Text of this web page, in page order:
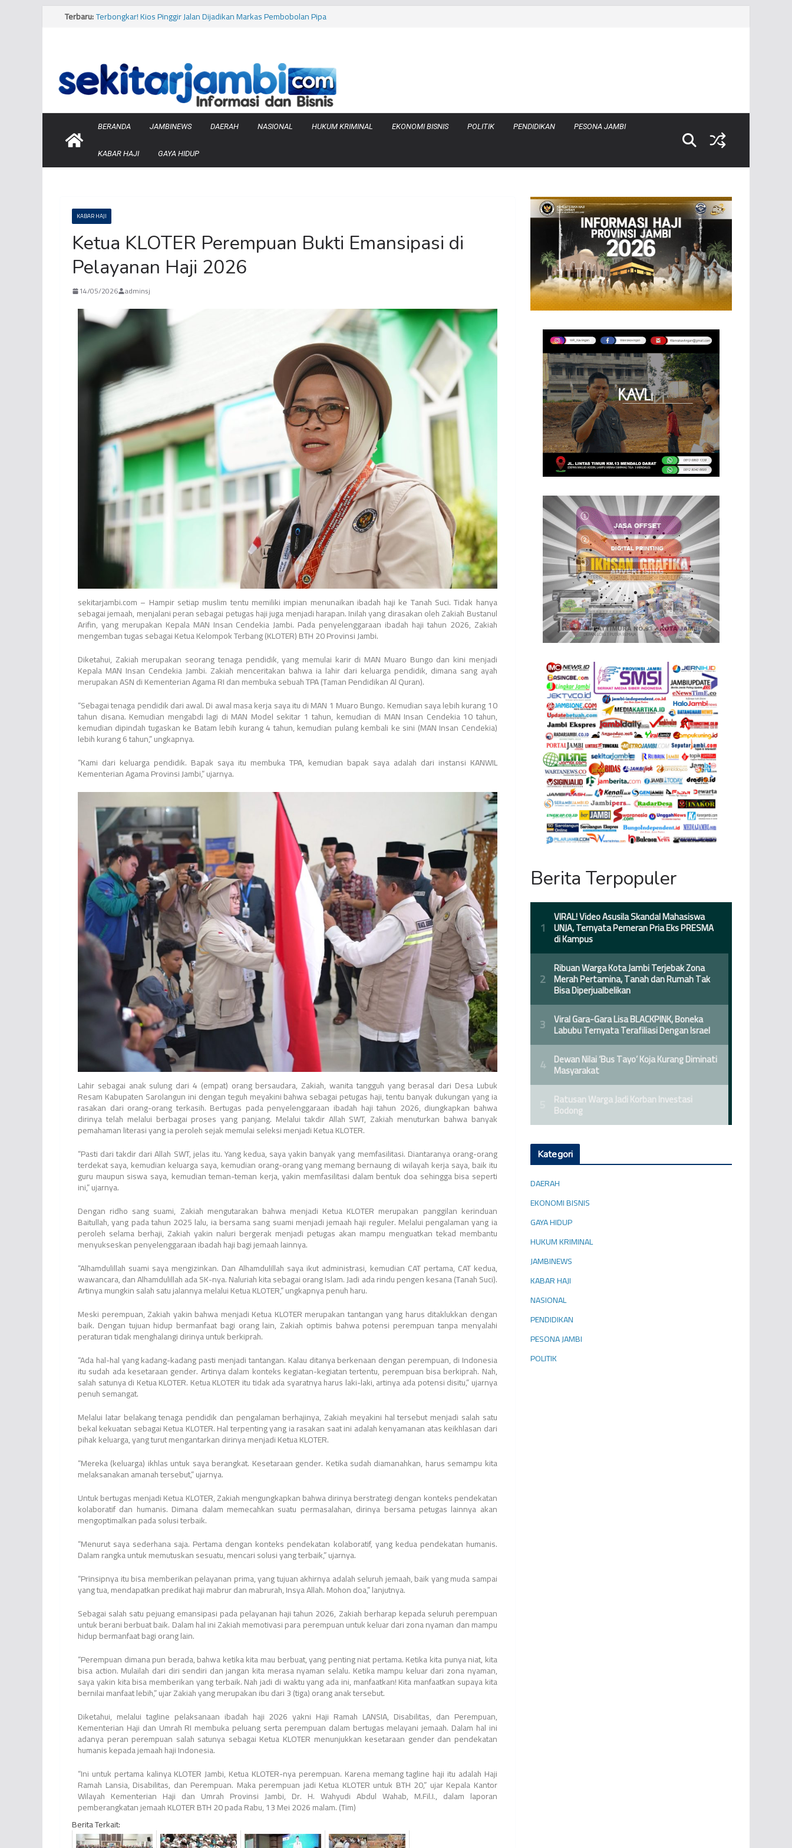
Terbaru:Terbongkar! Kios Pinggir Jalan Dijadikan Markas Pembobolan Pipa
Makanan
Musim Kemarau, PERUMDA Tirta Mayang Kurangi Produksi Air
Bersih
Tragis, Dua Bocah Diserang Buaya di Kabupaten Tanjung Jabung
Barat
BERANDA JAMBINEWS DAERAH NASIONAL HUKUM KRIMINAL EKONOMI BISNIS POLITIK PENDIDIKAN PESONA JAMBI
KABAR HAJI GAYA HIDUP
KABAR HAJI
Ketua KLOTER Perempuan Bukti Emansipasi di
Pelayanan Haji 2026
14/05/2026 adminsj
sekitarjambi.com – Hampir setiap muslim tentu memiliki impian menunaikan ibadah haji ke Tanah Suci. Tidak hanya
sebagai jemaah, menjalani peran sebagai petugas haji juga menjadi harapan. Inilah yang dirasakan oleh Zakiah Bustanul
Arifin, yang merupakan Kepala MAN Insan Cendekia Jambi. Pada penyelenggaraan ibadah haji tahun 2026, Zakiah
mengemban tugas sebagai Ketua Kelompok Terbang (KLOTER) BTH 20 Provinsi Jambi.
Diketahui, Zakiah merupakan seorang tenaga pendidik, yang memulai karir di MAN Muaro Bungo dan kini menjadi
Kepala MAN Insan Cendekia Jambi. Zakiah menceritakan bahwa ia lahir dari keluarga pendidik, dimana sang ayah
merupakan ASN di Kementerian Agama RI dan membuka sebuah TPA (Taman Pendidikan Al Quran).
“Sebagai tenaga pendidik dari awal. Di awal masa kerja saya itu di MAN 1 Muaro Bungo. Kemudian saya lebih kurang 10
tahun disana. Kemudian mengabdi lagi di MAN Model sekitar 1 tahun, kemudian di MAN Insan Cendekia 10 tahun,
kemudian dipindah tugaskan ke Batam lebih kurang 4 tahun, kemudian pulang kembali ke sini (MAN Insan Cendekia)
lebih kurang 6 tahun,” ungkapnya.
“Kami dari keluarga pendidik. Bapak saya itu membuka TPA, kemudian bapak saya adalah dari instansi KANWIL
Kementerian Agama Provinsi Jambi,” ujarnya.
Lahir sebagai anak sulung dari 4 (empat) orang bersaudara, Zakiah, wanita tangguh yang berasal dari Desa Lubuk
Resam Kabupaten Sarolangun ini dengan teguh meyakini bahwa sebagai petugas haji, tentu banyak dukungan yang ia
rasakan dari orang-orang terkasih. Bertugas pada penyelenggaraan ibadah haji tahun 2026, diungkapkan bahwa
dirinya telah melalui berbagai proses yang panjang. Melalui takdir Allah SWT, Zakiah menuturkan bahwa banyak
pemahaman literasi yang ia peroleh sejak memulai seleksi menjadi Ketua KLOTER.
“Pasti dari takdir dari Allah SWT, jelas itu. Yang kedua, saya yakin banyak yang memfasilitasi. Diantaranya orang-orang
terdekat saya, kemudian keluarga saya, kemudian orang-orang yang memang bernaung di wilayah kerja saya, baik itu
guru maupun siswa saya, kemudian teman-teman kerja, yakin memfasilitasi dalam bentuk doa sehingga bisa seperti
ini,” ujarnya.
Dengan ridho sang suami, Zakiah mengutarakan bahwa menjadi Ketua KLOTER merupakan panggilan kerinduan
Baitullah, yang pada tahun 2025 lalu, ia bersama sang suami menjadi jemaah haji reguler. Melalui pengalaman yang ia
peroleh selama berhaji, Zakiah yakin naluri bergerak menjadi petugas akan mampu menguatkan tekad membantu
menyukseskan penyelenggaraan ibadah haji bagi jemaah lainnya.
“Alhamdulillah suami saya mengizinkan. Dan Alhamdulillah saya ikut administrasi, kemudian CAT pertama, CAT kedua,
wawancara, dan Alhamdulillah ada SK-nya. Naluriah kita sebagai orang Islam. Jadi ada rindu pengen kesana (Tanah Suci).
Artinya mungkin salah satu jalannya melalui Ketua KLOTER,” ungkapnya penuh haru.
Meski perempuan, Zakiah yakin bahwa menjadi Ketua KLOTER merupakan tantangan yang harus ditaklukkan dengan
baik. Dengan tujuan hidup bermanfaat bagi orang lain, Zakiah optimis bahwa potensi perempuan tanpa menyalahi
peraturan tidak menghalangi dirinya untuk berkiprah.
“Ada hal-hal yang kadang-kadang pasti menjadi tantangan. Kalau ditanya berkenaan dengan perempuan, di Indonesia
itu sudah ada kesetaraan gender. Artinya dalam konteks kegiatan-kegiatan tertentu, perempuan bisa berkiprah. Nah,
salah satunya di Ketua KLOTER. Ketua KLOTER itu tidak ada syaratnya harus laki-laki, artinya ada potensi disitu,” ujarnya
penuh semangat.
Melalui latar belakang tenaga pendidik dan pengalaman berhajinya, Zakiah meyakini hal tersebut menjadi salah satu
bekal kekuatan sebagai Ketua KLOTER. Hal terpenting yang ia rasakan saat ini adalah kenyamanan atas keikhlasan dari
pihak keluarga, yang turut mengantarkan dirinya menjadi Ketua KLOTER.
“Mereka (keluarga) ikhlas untuk saya berangkat. Kesetaraan gender. Ketika sudah diamanahkan, harus semampu kita
melaksanakan amanah tersebut,” ujarnya.
Untuk bertugas menjadi Ketua KLOTER, Zakiah mengungkapkan bahwa dirinya berstrategi dengan konteks pendekatan
kolaboratif dan humanis. Dimana dalam memecahkan suatu permasalahan, dirinya bersama petugas lainnya akan
mengoptimalkan pada solusi terbaik.
“Menurut saya sederhana saja. Pertama dengan konteks pendekatan kolaboratif, yang kedua pendekatan humanis.
Dalam rangka untuk memutuskan sesuatu, mencari solusi yang terbaik,” ujarnya.
“Prinsipnya itu bisa memberikan pelayanan prima, yang tujuan akhirnya adalah seluruh jemaah, baik yang muda sampai
yang tua, mendapatkan predikat haji mabrur dan mabrurah, Insya Allah. Mohon doa,” lanjutnya.
Sebagai salah satu pejuang emansipasi pada pelayanan haji tahun 2026, Zakiah berharap kepada seluruh perempuan
untuk berani berbuat baik. Dalam hal ini Zakiah memotivasi para perempuan untuk keluar dari zona nyaman dan mampu
hidup bermanfaat bagi orang lain.
“Perempuan dimana pun berada, bahwa ketika kita mau berbuat, yang penting niat pertama. Ketika kita punya niat, kita
bisa action. Mulailah dari diri sendiri dan jangan kita merasa nyaman selalu. Ketika mampu keluar dari zona nyaman,
saya yakin kita bisa memberikan yang terbaik. Nah jadi di waktu yang ada ini, manfaatkan! Kita manfaatkan supaya kita
bernilai manfaat lebih,” ujar Zakiah yang merupakan ibu dari 3 (tiga) orang anak tersebut.
Diketahui, melalui tagline pelaksanaan ibadah haji 2026 yakni Haji Ramah LANSIA, Disabilitas, dan Perempuan,
Kementerian Haji dan Umrah RI membuka peluang serta perempuan dalam bertugas melayani jemaah. Dalam hal ini
adanya peran perempuan salah satunya sebagai Ketua KLOTER menunjukkan kesetaraan gender dan pendekatan
humanis kepada jemaah haji Indonesia.
“Ini untuk pertama kalinya KLOTER Jambi, Ketua KLOTER-nya perempuan. Karena memang tagline haji itu adalah Haji
Ramah Lansia, Disabilitas, dan Perempuan. Maka perempuan jadi Ketua KLOTER untuk BTH 20,” ujar Kepala Kantor
Wilayah Kementerian Haji dan Umrah Provinsi Jambi, Dr. H. Wahyudi Abdul Wahab, M.Fil.I., dalam laporan
pemberangkatan jemaah KLOTER BTH 20 pada Rabu, 13 Mei 2026 malam. (Tim)
Berita Terkait:
Berita Terpopuler
Kategori
DAERAH
EKONOMI BISNIS
GAYA HIDUP
HUKUM KRIMINAL
JAMBINEWS
KABAR HAJI
NASIONAL
PENDIDIKAN
PESONA JAMBI
POLITIK